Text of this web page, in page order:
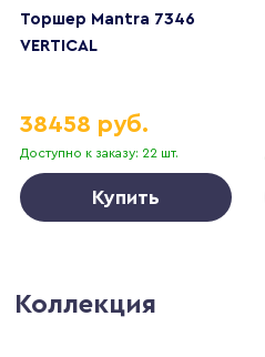
Торшер Mantra 7346
VERTICAL
Доступно к заказу: 22 шт.
38458 руб.
Купить
Коллекция